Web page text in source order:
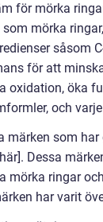
för mörka
som mörka
såsom
för att
oxidation, öka
och
märken som
Dessa
mörka ringar
har varit